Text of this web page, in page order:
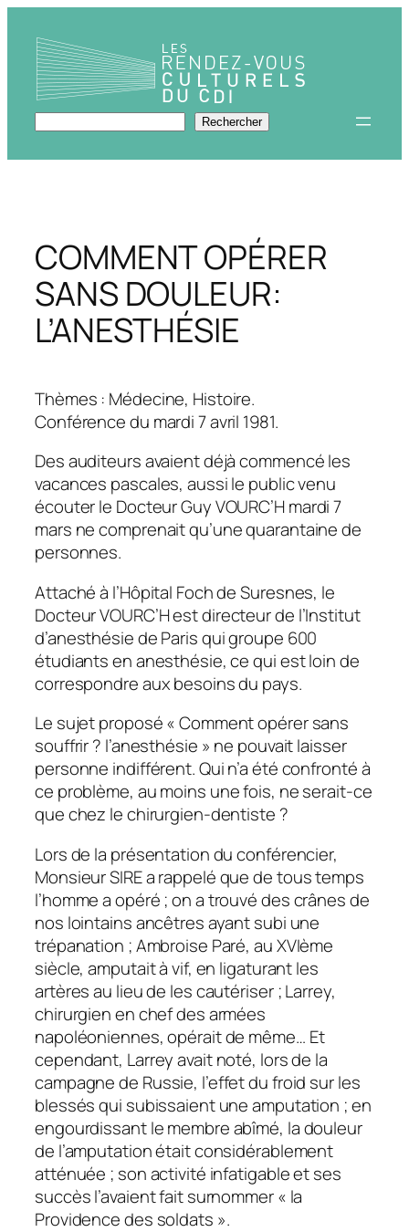
contenu
Rechercher Rechercher
COMMENT OPÉRER
SANS DOULEUR:
L’ANESTHÉSIE
Thèmes : Médecine, Histoire.
Conférence du mardi 7 avril 1981.
Des auditeurs avaient déjà commencé les
vacances pascales, aussi le public venu
écouter le Docteur Guy VOURC’H mardi 7
mars ne comprenait qu’une quarantaine de
personnes.
Attaché à l’Hôpital Foch de Suresnes, le
Docteur VOURC’H est directeur de l’Institut
d’anesthésie de Paris qui groupe 600
étudiants en anesthésie, ce qui est loin de
correspondre aux besoins du pays.
Le sujet proposé « Comment opérer sans
souffrir ? l’anesthésie » ne pouvait laisser
personne indifférent. Qui n’a été confronté à
ce problème, au moins une fois, ne serait-ce
que chez le chirurgien-dentiste ?
Lors de la présentation du conférencier,
Monsieur SIRE a rappelé que de tous temps
l’homme a opéré ; on a trouvé des crânes de
nos lointains ancêtres ayant subi une
trépanation ; Ambroise Paré, au XVIème
siècle, amputait à vif, en ligaturant les
artères au lieu de les cautériser ; Larrey,
chirurgien en chef des armées
napoléoniennes, opérait de même… Et
cependant, Larrey avait noté, lors de la
campagne de Russie, l’effet du froid sur les
blessés qui subissaient une amputation ; en
engourdissant le membre abîmé, la douleur
de l’amputation était considérablement
atténuée ; son activité infatigable et ses
succès l’avaient fait surnommer « la
Providence des soldats ».